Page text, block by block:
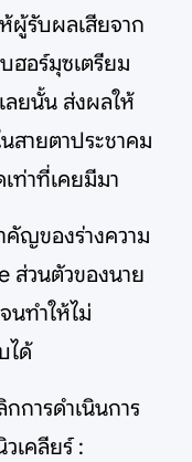
ผู้รับผลเสียจาก
ฮอร์มุซเตรียม
ลยนั้น ส่งผลให้
สายตาประชาคม
ท่าที่เคยมีมา
คัญของร่างความ
ส่วนตัวของนาย
ทำให้ไม่
ได้
การดำเนินการ
เคลียร์ :